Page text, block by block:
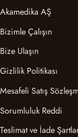
Akamedika AŞ
Bizimle Çalışın
Bize Ulaşın
Gizlilik Politikası
Mesafeli Satış
Sorumluluk Reddi
Teslimat ve İade